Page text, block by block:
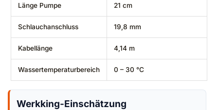
Länge Pumpe 21 cm
Schlauchanschluss 19,8 mm
Kabellänge 4,14 m
Wassertemperaturbereich 0 – 30 °C
Werkking-Einschätzung